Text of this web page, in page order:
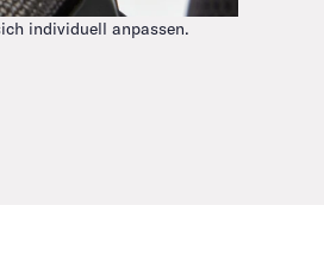
individuell anpassen.